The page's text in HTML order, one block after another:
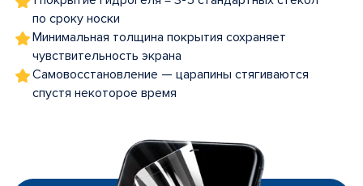
по сроку носки
Минимальная толщина покрытия сохраняет
чувствительность экрана
Самовосстановление — царапины стягиваются
спустя некоторое время